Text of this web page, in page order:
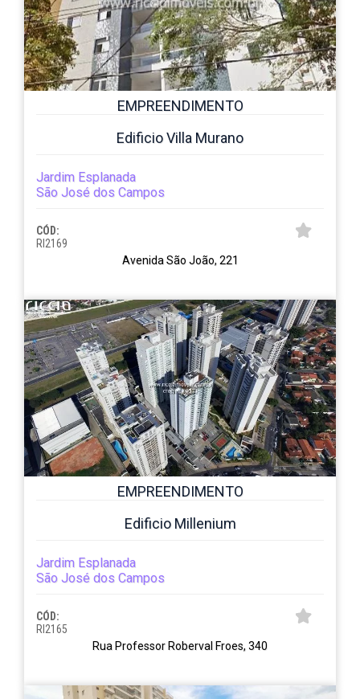
EMPREENDIMENTO
Edificio Villa Murano
Jardim Esplanada
São José dos Campos
CÓD:
RI2169
Avenida São João, 221
EMPREENDIMENTO
Edificio Millenium
Jardim Esplanada
São José dos Campos
CÓD:
RI2165
Rua Professor Roberval Froes, 340